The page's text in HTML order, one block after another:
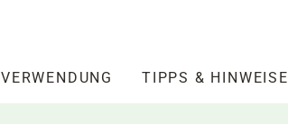
VERWENDUNG TIPPS & HINWEISE